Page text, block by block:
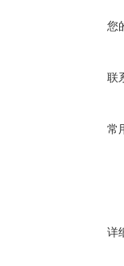
您
联
常
详